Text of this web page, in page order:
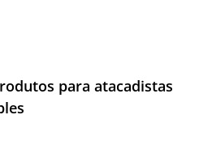
para atacadistas